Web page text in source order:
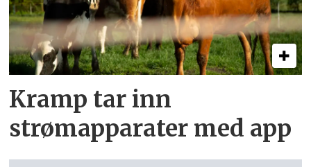
Kramp tar inn
strømapparater med app